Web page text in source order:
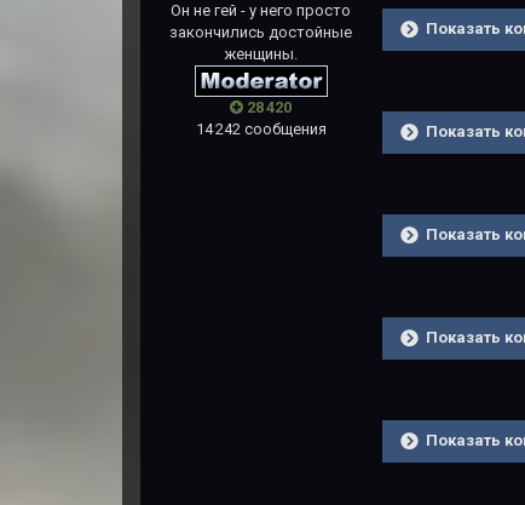
Он не гей - у него просто
закончились достойные
женщины.
28 420
14 242 сообщения
Показать
Показать
Показать
Показать
Показать